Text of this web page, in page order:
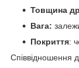
Товщина
Вага:
Покриття:
Співвідношення